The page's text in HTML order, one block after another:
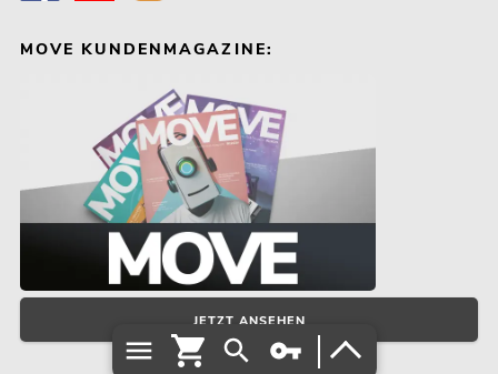
MOVE KUNDENMAGAZINE:
JETZT ANSEHEN